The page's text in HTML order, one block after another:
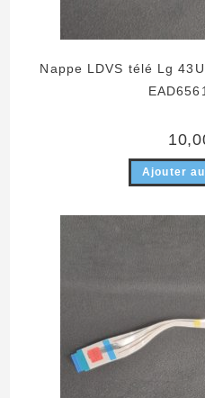
Nappe LDVS télé Lg
Ajouter